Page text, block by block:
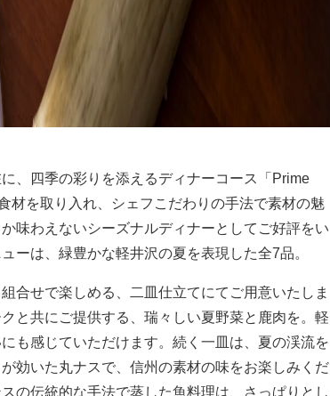
、四季の彩りを添えるディナーコース「Prime
材を取り入れ、シェフこだわりの手法で素材の魅
味わえないシーズナルディナーとしてご好評をい
ーは、緑豊かな軽井沢の夏を表現した全7品。
合せで楽しめる、二皿仕立てにてご用意いたしま
と共にご提供する、瑞々しい夏野菜と鹿肉を。軽
も感じていただけます。続く一皿は、夏の渓流を
効いた丸ナスで、信州の素材の味をお楽しみくだ
の伝統的な手法で蒸した魚料理は、さっぱりとし